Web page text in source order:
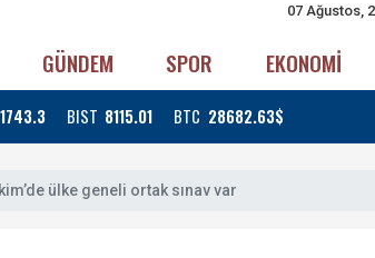
07 Ağustos,
GÜNDEM SPOR EKONOMİ
1743.3 BIST 8115.01 BTC 28682.63$
ülke geneli ortak sınav var